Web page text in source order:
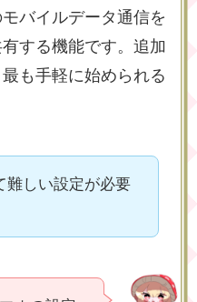
バイルデータ通信を
する機能です。追加
も手軽に始められる
難しい設定が必要